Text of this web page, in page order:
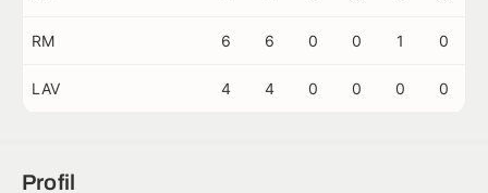
RM 6 6 0 0 1 0
LAV 4 4 0 0 0 0
Profil